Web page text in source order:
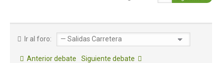
Ir al foro:
Anterior debate Siguiente debate